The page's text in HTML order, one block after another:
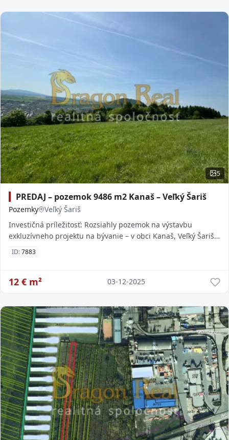
5
PREDAJ – pozemok 9486 m2 Kanaš – Veľký Šariš
Pozemky
Veľký Šariš
Investičná príležitosť: Rozsiahly pozemok na výstavbu
exkluzívneho projektu na bývanie – v obci Kanaš, Veľký Šariš
ID:7883
12 € m² 03-12-2025